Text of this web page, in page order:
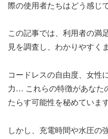
際の使用者たちはどう感じ
この記事では、利用者の満
見を調査し、わかりやすく
コードレスの自由度、女性
力… これらの特徴があなた
たらす可能性を秘めています
しかし、充電時間や水圧の